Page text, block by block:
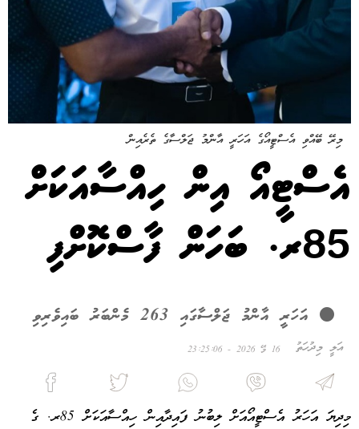
މިރޭ ބޭއްވި އެސްޓީއޯގެ އަހަރީ އާންމު ޖަލްސާގެ ތެރެއިން
އެސްޓީއޯ އިން ހިއްސާއަކަށް
85ރ. ބަހަން ފާސްކޮށްފި
އަހަރީ އާންމު ޖަލްސާގައި 263 މެންބަރު ބައިވެރިވި
އަލީ މިދުހަތު 16 މޭ 2026 - 23:25:06
މިދިޔަ އަހަރު އެސްޓީއޯއަށް ލިބުނު ފައިދާއިން ހިއްސާއަކަށް 85ރ. ގެ